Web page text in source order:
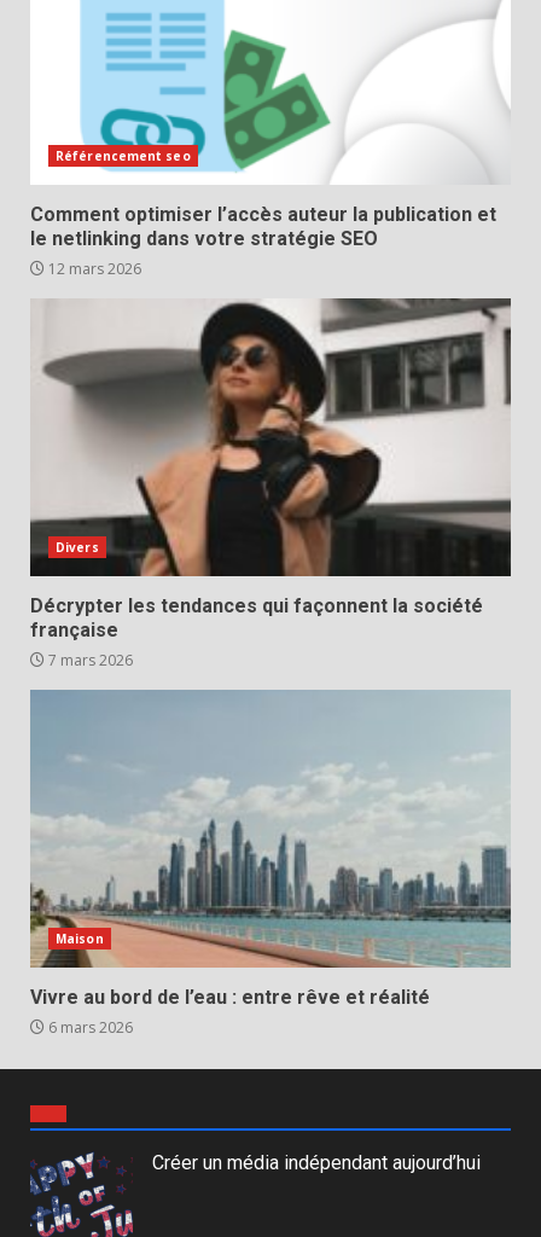
Référencement seo
Comment optimiser l’accès auteur la publication et
le netlinking dans votre stratégie SEO
12 mars 2026
Divers
Décrypter les tendances qui façonnent la société
française
7 mars 2026
Maison
Vivre au bord de l’eau : entre rêve et réalité
6 mars 2026
Créer un média indépendant aujourd’hui